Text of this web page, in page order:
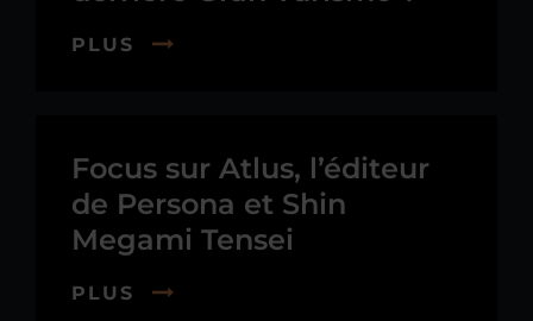
PLUS
Focus sur Atlus, l’éditeur
de Persona et Shin
Megami Tensei
PLUS